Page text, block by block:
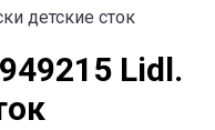
детские сток
Lidl.